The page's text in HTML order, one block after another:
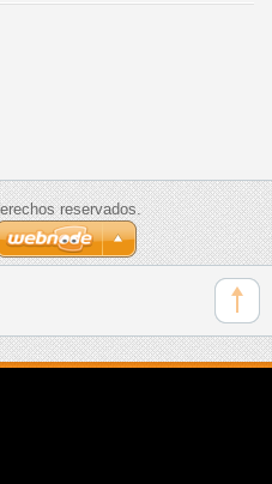
reservados.